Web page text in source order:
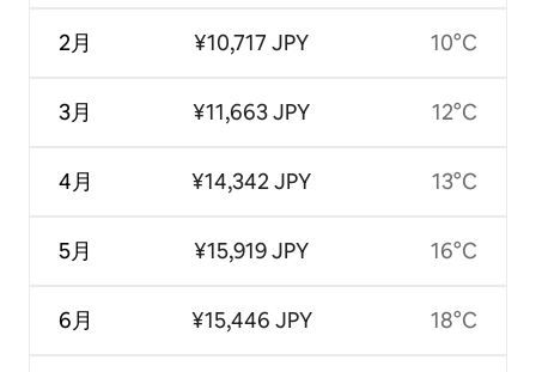
2月
3月
4月
5月
6月
¥10,717 JPY
¥11,663 JPY
¥14,342 JPY
¥15,919 JPY
¥15,446 JPY
10°C
12°C
13°C
16°C
18°C